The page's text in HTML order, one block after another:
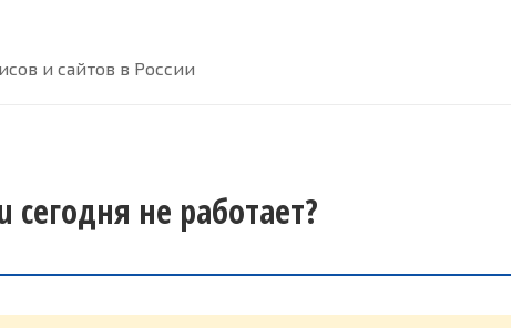
и сайтов в России
сегодня не работает?